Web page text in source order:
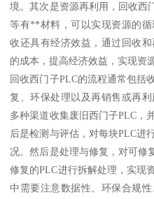
境。其次是资源再利用，回收西
等有**材料，可以实现资源的
收还具有经济效益，通过回收
的成本，提高经济效益，实现资
回收西门子PLC的流程通常包括
复、环保处理以及再销售或再
多种渠道收集废旧西门子PLC，
后是检测与评估，对每块PLC进
况。然后是处理与修复，对可修
修复的PLC进行拆解处理，实现
中需要注意数据性、环保合规